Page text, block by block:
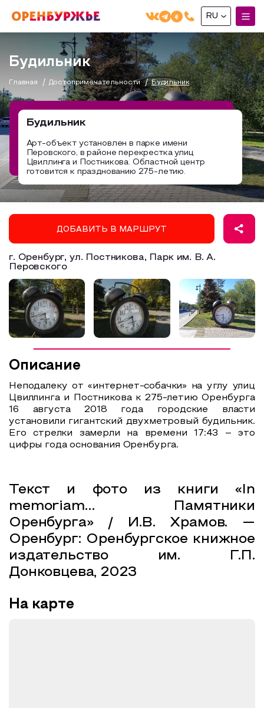
О РЕГИОНЕ
О регионе
Бузулук и Бузулукский район
Соль-Илецкий район
Саракташский район
МОЙ МАРШРУТ
Маршруты от туроператоров
Промышленный туризм
Пешеходный туризм
Автотуризм
Образовательный туризм
Аттестованные экскурсоводы
Маршруты от экскурсоводов
Доступная среда
ГДЕ ПОЕСТЬ
ГДЕ ОСТАНОВИТЬСЯ
СУВЕНИРЫ
RU
Русский(RU)
Будильник
Главная Достопримечательности Будильник
Будильник
Арт-объект установлен в парке имени
Перовского, в районе перекрестка улиц
Цвиллинга и Постникова. Областной центр
готовится к празднованию 275-летию.
ДОБАВИТЬ В МАРШРУТ
г. Оренбург, ул. Постникова, Парк им. В. А.
Перовского
Описание
Неподалеку от «интернет-собачки» на углу улиц
Цвиллинга и Постникова к 275-летию Оренбурга
16 августа 2018 года городские власти
установили гигантский двухметровый будильник.
Его стрелки замерли на времени 17:43 – это
цифры года основания Оренбурга.
Текст и фото из книги «In
memoriam… Памятники
Оренбурга» / И.В. Храмов. —
Оренбург: Оренбургское книжное
издательство им. Г.П.
Донковцева, 2023
На карте